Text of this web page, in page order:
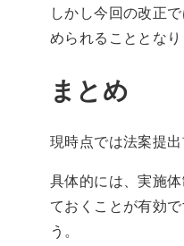
しかし今回の改正
められることとなり
まとめ
現時点では法案提
具体的には、実施
ておくことが有効
う。